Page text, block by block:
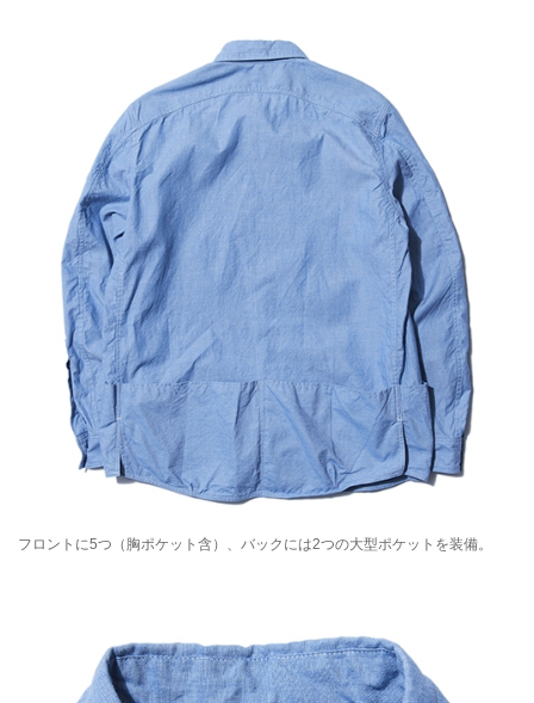
フロントに5つ（胸ポケット含）、バックには2つの大型ポケットを装備。